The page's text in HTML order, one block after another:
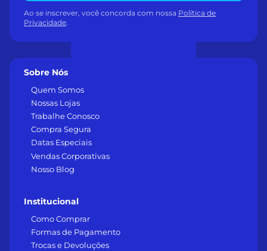
Sobre Nós
Quem Somos
Nossas Lojas
Trabalhe Conosco
Compra Segura
Datas Especiais
Vendas Corporativas
Nosso Blog
Institucional
Como Comprar
Formas de Pagamento
Trocas e Devoluções
Ao se inscrever, você concorda com nossa Política de
Privacidade